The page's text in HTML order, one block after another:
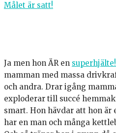
Målet är satt!
Ja men hon ÄR en superhjälte!
mamman med massa
och andra. Drar igång
exploderar till succé
smart. Hon hävdar att hon är
har en man och många